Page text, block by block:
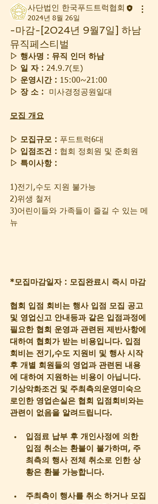
사단법인 한국푸드트럭협회
2024년 8월 26일
-마감-[2024년 9월7일] 하남
뮤직페스티벌
▷ 행사명 : 뮤직 인더 하남
▷ 일 자 : 24.9.7(토)
▷ 운영시간 : 15:00~21:00
▷ 장 소 : 미사경정공원일대
모집 개요
▷ 모집규모 : 푸드트럭6대
▷ 입점조건 : 협회 정회원 및 준회원
▷ 특이사항 :
1)전기,수도 지원 불가능
2)위생 철저
3)어린이들와 가족들이 즐길 수 있는 메
뉴
*모집마감일자 : 모집완료시 즉시 마감
협회 입점 회비는 행사 입점 모집 공고
및 영업신고 안내등과 같은 입점과정에
필요한 협회 운영과 관련된 제반사항에
대하여 협회가 받는 비용입니다. 입점
회비는 전기,수도 지원비 및 행사 시작
후 개별 회원들의 영업과 관련된 내용
에 대하여 지원하는 비용이 아닙니다.
기상악화조건 및 주최측의운영미숙으
로인한 영업손실은 협회 입점회비와는
관련이 없음을 알려드립니다.
입점료 납부 후 개인사정에 의한
입점 취소는 환불이 불가하며, 주
최측의 행사 전체 취소로 인한 상
황은 환불 가능합니다.
주최측이 행사를 취소 하거나 모집